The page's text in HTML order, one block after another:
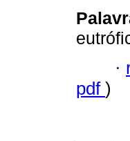
·
pdf )